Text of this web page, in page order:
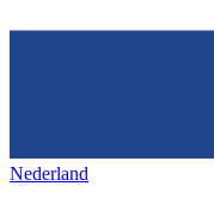
Nederland